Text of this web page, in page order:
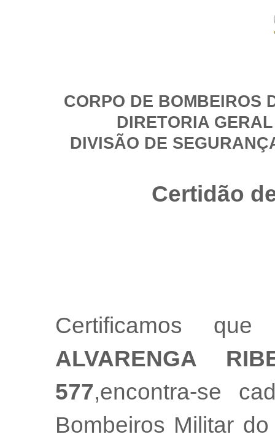
CORPO DE BOMBEIROS
DIRETORIA
DIVISÃO DE
Certidão
Certificamos
ALVARENGA
577,encontra-se
Bombeiros Militar